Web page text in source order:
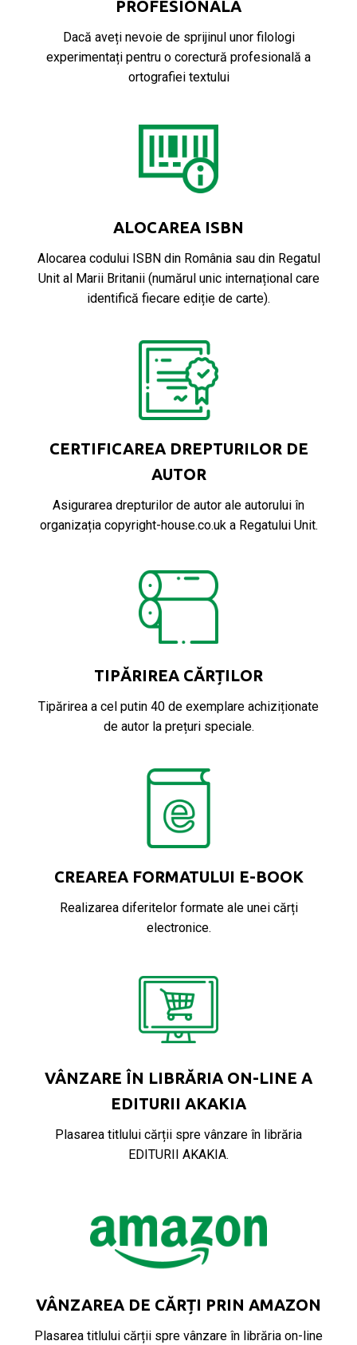
PROFESIONALĂ
Dacă aveți nevoie de sprijinul unor filologi
experimentați pentru o corectură profesională a
ortografiei textului
ALOCAREA ISBN
Alocarea codului ISBN din România sau din Regatul
Unit al Marii Britanii (numărul unic internațional care
identifică fiecare ediție de carte).
CERTIFICAREA DREPTURILOR DE
AUTOR
Asigurarea drepturilor de autor ale autorului în
organizația copyright-house.co.uk a Regatului Unit.
TIPĂRIREA CĂRȚILOR
Tipărirea a cel putin 40 de exemplare achiziționate
de autor la prețuri speciale.
CREAREA FORMATULUI E-BOOK
Realizarea diferitelor formate ale unei cărți
electronice.
VÂNZARE ÎN LIBRĂRIA ON-LINE A
EDITURII AKAKIA
Plasarea titlului cărții spre vânzare în librăria
EDITURII AKAKIA.
VÂNZAREA DE CĂRȚI PRIN AMAZON
Plasarea titlului cărții spre vânzare în librăria on-line